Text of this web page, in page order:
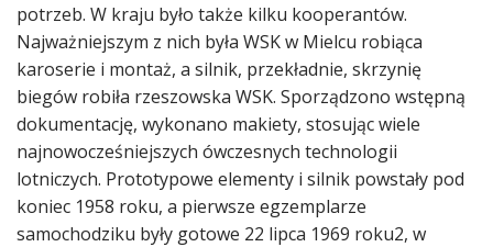
potrzeb. W kraju było także kilku kooperantów.
Najważniejszym z nich była WSK w Mielcu robiąca
karoserie i montaż, a silnik, przekładnie, skrzynię
biegów robiła rzeszowska WSK. Sporządzono wstępną
dokumentację, wykonano makiety, stosując wiele
najnowocześniejszych ówczesnych technologii
lotniczych. Prototypowe elementy i silnik powstały pod
koniec 1958 roku, a pierwsze egzemplarze
samochodziku były gotowe 22 lipca 1969 roku2, w